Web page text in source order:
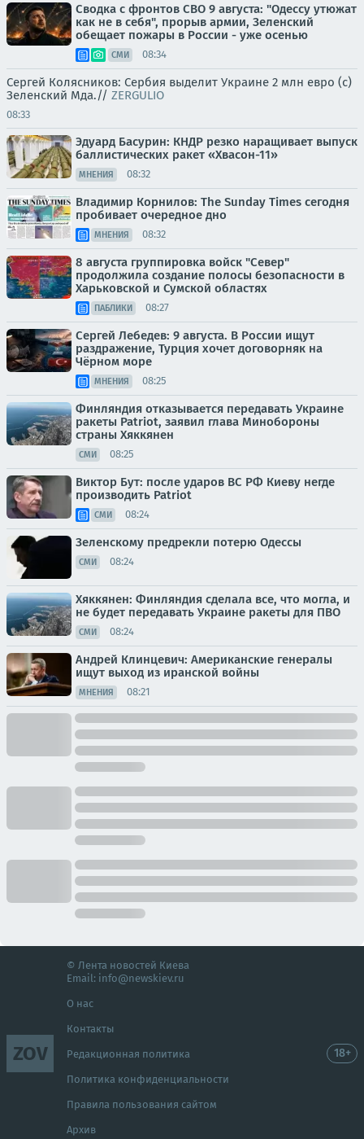
Сводка с фронтов СВО 9 августа: "Одессу утюжат
как не в себя", прорыв армии, Зеленский
обещает пожары в России - уже осенью
СМИ 08:34
Сергей Колясников: Сербия выделит Украине 2 млн евро (с)
Зеленский Мда.// ZERGULIO
08:33
Эдуард Басурин: КНДР резко наращивает выпуск
баллистических ракет «Хвасон-11»
МНЕНИЯ 08:32
Владимир Корнилов: The Sunday Times сегодня
пробивает очередное дно
МНЕНИЯ 08:32
8 августа группировка войск "Север"
продолжила создание полосы безопасности в
Харьковской и Сумской областях
ПАБЛИКИ 08:27
Сергей Лебедев: 9 августа. В России ищут
раздражение, Турция хочет договорняк на
Чёрном море
МНЕНИЯ 08:25
Финляндия отказывается передавать Украине
ракеты Patriot, заявил глава Минобороны
страны Хяккянен
СМИ 08:25
Виктор Бут: после ударов ВС РФ Киеву негде
производить Patriot
СМИ 08:24
Зеленскому предрекли потерю Одессы
СМИ 08:24
Хяккянен: Финляндия сделала все, что могла, и
не будет передавать Украине ракеты для ПВО
СМИ 08:24
Андрей Клинцевич: Американские генералы
ищут выход из иранской войны
МНЕНИЯ 08:21
ZOV
© Лента новостей Киева
Email: info@newskiev.ru
О нас
Контакты
Редакционная политика
Политика конфиденциальности
Правила пользования сайтом
Архив
18+